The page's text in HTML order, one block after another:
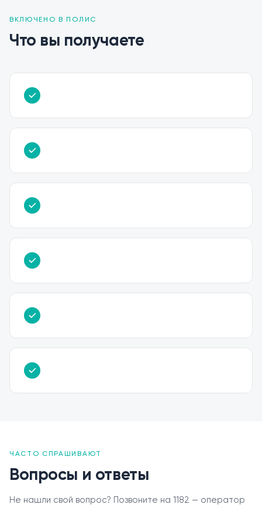
ВКЛЮЧЕНО В ПОЛИС
Что вы получаете
ЧАСТО СПРАШИВАЮТ
Вопросы и ответы
Не нашли свой вопрос? Позвоните на 1182 — оператор